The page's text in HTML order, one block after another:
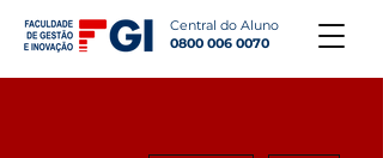
Central do Aluno
0800 006 0070